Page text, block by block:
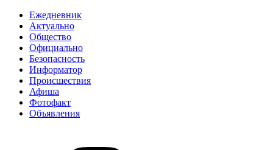
Ежедневник
Актуально
Общество
Официально
Безопасность
Информатор
Происшествия
Афиша
Фотофакт
Объявления